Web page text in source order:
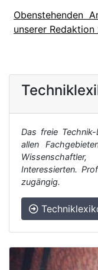
Obenstehenden
unserer
Das freie
allen
Interessierten.
zugängig.